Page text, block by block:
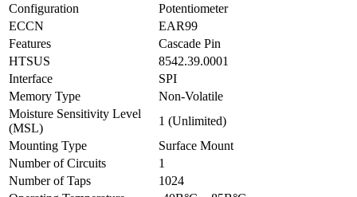
Configuration
Potentiometer
ECCN
EAR99
Features
Cascade Pin
HTSUS
8542.39.0001
Interface
SPI
Memory Type
Non-Volatile
Moisture Sensitivity Level
(MSL)
1 (Unlimited)
Mounting Type
Surface Mount
Number of Circuits
1
Number of Taps
1024